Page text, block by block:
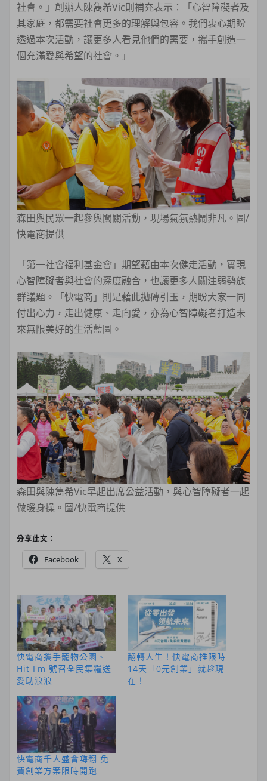
社會。」創辦人陳雋希Vic則補充表示：「心智障礙者及
其家庭，都需要社會更多的理解與包容。我們衷心期盼
透過本次活動，讓更多人看見他們的需要，攜手創造一
個充滿愛與希望的社會。」
森田與民眾一起參與闖關活動，現場氣氛熱鬧非凡。圖/
快電商提供
「第一社會福利基金會」期望藉由本次健走活動，實現
心智障礙者與社會的深度融合，也讓更多人關注弱勢族
群議題。「快電商」則是藉此拋磚引玉，期盼大家一同
付出心力，走出健康、走向愛，亦為心智障礙者打造未
來無限美好的生活藍圖。
森田與陳雋希Vic早起出席公益活動，與心智障礙者一起
做暖身操。圖/快電商提供
分享此文：
Facebook X
快電商攜手寵物公園、
Hit Fm 號召全民集糧送
愛助浪浪
翻轉人生！快電商推限時
14天「0元創業」就趁現
在！
快電商千人盛會嗨翻 免
費創業方案限時開跑